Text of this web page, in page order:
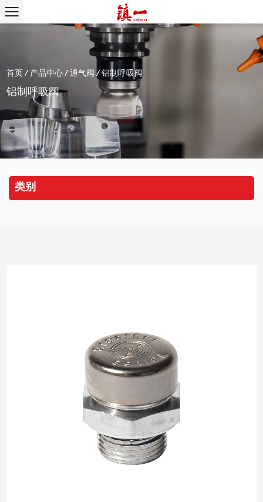
首页/产品中心/通气阀 /铝制呼吸阀
铝制呼吸阀
类别